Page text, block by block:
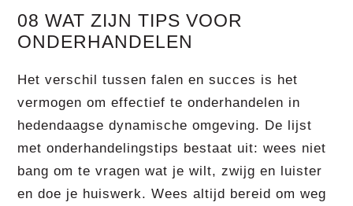
08 WAT ZIJN TIPS VOOR
ONDERHANDELEN
Het verschil tussen falen en succes is het
vermogen om effectief te onderhandelen in
hedendaagse dynamische omgeving. De lijst
met onderhandelingstips bestaat uit: wees niet
bang om te vragen wat je wilt, zwijg en luister
en doe je huiswerk. Wees altijd bereid om weg